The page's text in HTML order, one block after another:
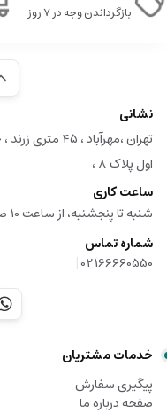
بازگرداندن وجه در ۷ روز
نشانی
اول پلاک ۸ ،
ساعت کاری
شنبه تا پنجشنبه، از ساعت 10 صبح تا 17 پاسخگوی صدای گرم شما هستیم
شماره تماس
02166660550
|
خدمات مشتریان
پیگیری سفارش
صفحه درباره ما